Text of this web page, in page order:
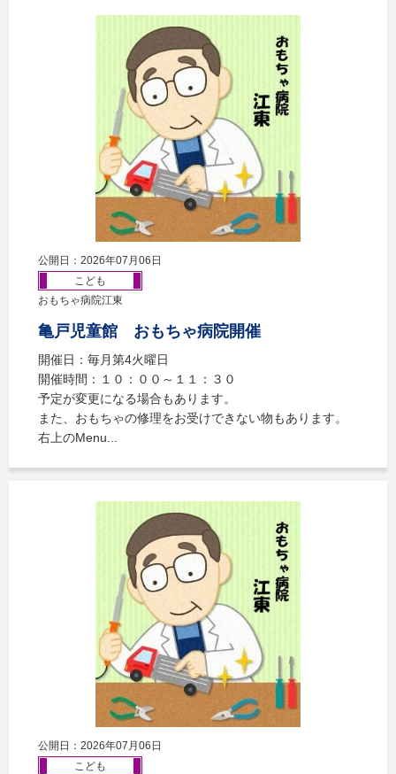
公開日：2026年07月06日
こども
おもちゃ病院江東
亀戸児童館 おもちゃ病院開催
開催日：毎月第4火曜日
開催時間：１０：００～１１：３０
予定が変更になる場合もあります。
また、おもちゃの修理をお受けできない物もあります。
右上のMenu...
公開日：2026年07月06日
こども